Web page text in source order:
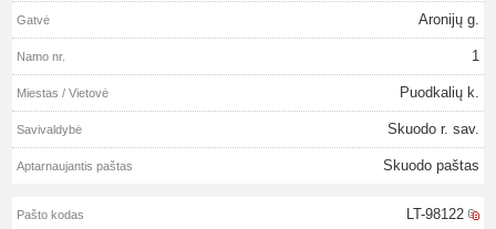
Aronijų g.
1
Puodkalių k.
Skuodo r. sav.
Skuodo paštas
LT-98122